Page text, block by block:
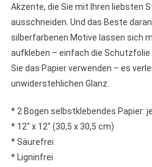
Akzente, die Sie mit Ihren liebsten
ausschneiden. Und das Beste
silberfarbenen Motive lassen sich
aufkleben – einfach die Schutzfolie
Sie das Papier verwenden – es
unwiderstehlichen Glanz.
* 2 Bogen selbstklebendes Papier:
* 12″ x 12″ (30,5 x 30,5 cm)
* Säurefrei
* Ligninfrei